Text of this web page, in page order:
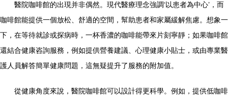
醫院咖啡館的出現并非偶然。現代醫療理念強調‘以患者為中心’，而
咖啡館能提供一個放松、舒適的空間，幫助患者和家屬緩解焦慮。想象一
下，在等待就診或探病時，一杯香濃的咖啡能帶來片刻寧靜；如果咖啡館
還結合健康咨詢服務，例如提供營養建議、心理健康小貼士，或由專業醫
護人員解答簡單健康問題，這無疑提升了服務的附加值。
從健康角度來說，醫院咖啡館可以設計得更科學。例如，提供低咖啡